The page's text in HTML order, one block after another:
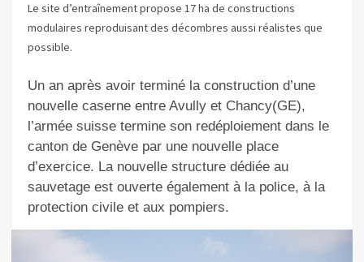
Le site d’entraînement propose 17 ha de constructions
modulaires reproduisant des décombres aussi réalistes que
possible.
Un an après avoir terminé la construction d’une
nouvelle caserne entre Avully et Chancy(GE),
l’armée suisse termine son redéploiement dans le
canton de Genève par une nouvelle place
d’exercice. La nouvelle structure dédiée au
sauvetage est ouverte également à la police, à la
protection civile et aux pompiers.